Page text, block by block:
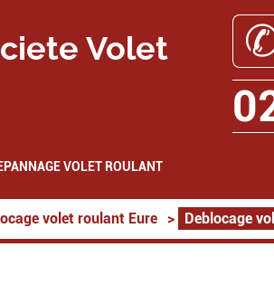
Volet
VOLET ROULANT
volet roulant Eure > Deblocage